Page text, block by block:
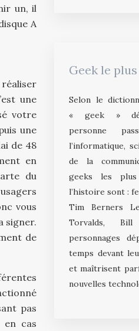
un, il
A
réaliser
une
votre
une
de 48
en
du
vous
signer.
de
pas
en cas
Geek le
Selon le
« geek »
personne
l’informatique,
de la
geeks les
l’histoire sont :
Tim Berners
Torvalds, Bill
personnages
temps devant
et maîtrisent
nouvelles